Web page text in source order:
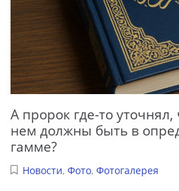
А пророк где-то уточнял,
нем должны быть в
гамме?
Новости, Фото, Фотогалерея